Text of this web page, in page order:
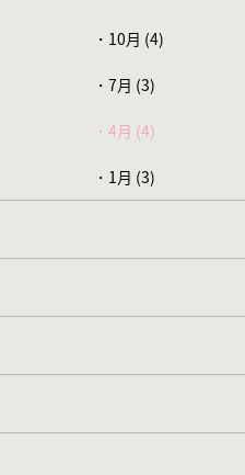
10月 (4)
7月 (3)
4月 (4)
1月 (3)